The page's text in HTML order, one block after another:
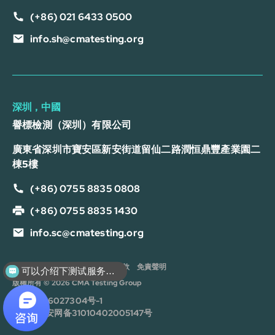
(+86) 021 6433 0500
info.sh@cmatesting.org
深圳，中國
譽標檢測（深圳）有限公司
廣東省深圳市寶安區新安街道留仙二路潤恒鼎豐產業園二
棟5樓
(+86) 0755 8835 0808
(+86) 0755 8835 1430
info.sc@cmatesting.org
版權所有 © 2026 CMA Testing Group
沪ICP备16027304号-1
沪公安网备31010402005147号
隱私政策 Cookie 政策 服務條款 免責聲明
可以介绍下测试服务么？